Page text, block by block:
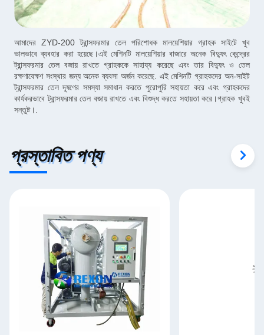
আমাদের ZYD-200 ট্রান্সফরমার তেল পরিশোধক মালয়েশিয়ার গ্রাহক সাইটে খুব
ভালভাবে ব্যবহার করা হয়েছে।এই মেশিনটি মালয়েশিয়ার বাজারে অনেক বিদ্যুৎ কেন্দ্রের
ট্রান্সফরমার তেল বজায় রাখতে গ্রাহককে সাহায্য করেছে এবং তার বিদ্যুৎ ও তেল
রক্ষণাবেক্ষণ সংস্থার জন্য অনেক ব্যবসা অর্জন করেছে. এই মেশিনটি গ্রাহকদের অন-সাইট
ট্রান্সফরমার তেল দূষণের সমস্যা সমাধান করতে পুরোপুরি সহায়তা করে এবং গ্রাহকদের
কার্যকরভাবে ট্রান্সফরমার তেল বজায় রাখতে এবং বিশুদ্ধ করতে সহায়তা করে।গ্রাহক খুবই
সন্তুষ্ট।.
প্রস্তাবিত পণ্য